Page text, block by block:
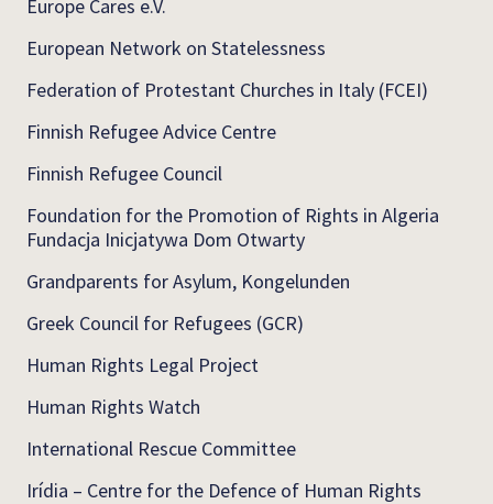
Europe Cares e.V.
European Network on Statelessness
Federation of Protestant Churches in Italy (FCEI)
Finnish Refugee Advice Centre
Finnish Refugee Council
Foundation for the Promotion of Rights in Algeria
Fundacja Inicjatywa Dom Otwarty
Grandparents for Asylum, Kongelunden
Greek Council for Refugees (GCR)
Human Rights Legal Project
Human Rights Watch
International Rescue Committee
Irídia – Centre for the Defence of Human Rights